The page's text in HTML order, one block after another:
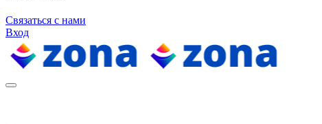
Связаться с нами
Вход